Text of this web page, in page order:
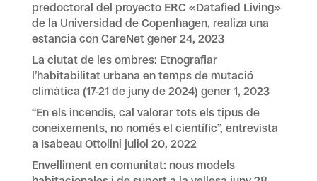
predoctoral del proyecto ERC «Datafied Living»
de la Universidad de Copenhagen, realiza una
estancia con CareNet gener 24, 2023
La ciutat de les ombres: Etnografiar
l’habitabilitat urbana en temps de mutació
climàtica (17-21 de juny de 2024) gener 1, 2023
“En els incendis, cal valorar tots els tipus de
coneixements, no només el científic”, entrevista
a Isabeau Ottolini juliol 20, 2022
Envelliment en comunitat: nous models